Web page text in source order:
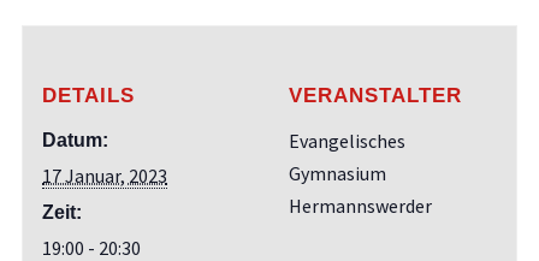
DETAILS
Datum:
17 Januar, 2023
Zeit:
19:00 - 20:30
VERANSTALTER
Evangelisches
Gymnasium
Hermannswerder